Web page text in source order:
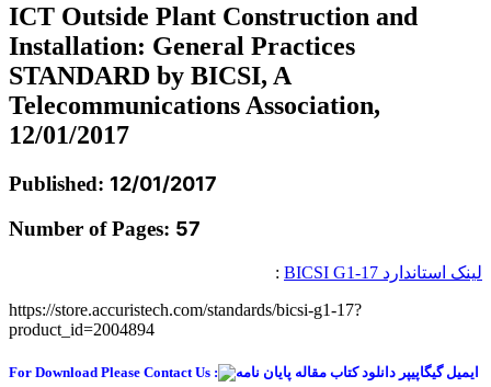
ICT Outside Plant Construction and
Installation: General Practices
STANDARD by BICSI, A
Telecommunications Association,
12/01/2017
Published: 12/01/2017
Number of Pages: 57
لینک استاندارد BICSI G1-17
:
https://store.accuristech.com/standards/bicsi-g1-17?
product_id=2004894
For Download Please Contact Us :